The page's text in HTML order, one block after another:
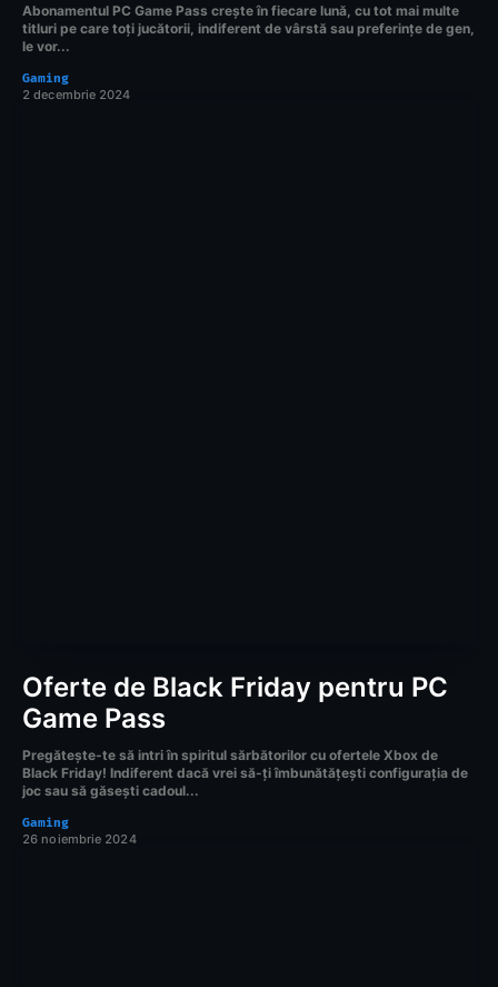
Abonamentul PC Game Pass crește în fiecare lună, cu tot mai multe
titluri pe care toți jucătorii, indiferent de vârstă sau preferințe de gen,
le vor...
Gaming
2 decembrie 2024
Oferte de Black Friday pentru PC
Game Pass
Pregătește-te să intri în spiritul sărbătorilor cu ofertele Xbox de
Black Friday! Indiferent dacă vrei să-ți îmbunătățești configurația de
joc sau să găsești cadoul...
Gaming
26 noiembrie 2024